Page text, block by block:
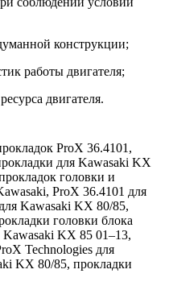
конструкции;
работы двигателя;
двигателя.
ProX 36.4101,
для Kawasaki KX
головки и
ProX 36.4101 для
Kawasaki KX 80/85,
головки блока
KX 85 01–13,
Technologies для
KX 80/85, прокладки